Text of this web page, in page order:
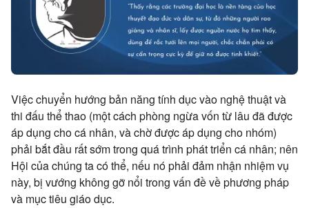
Việc chuyển hướng bản năng tính dục vào nghệ thuật và
thi đấu thể thao (một cách phòng ngừa vốn từ lâu đã được
áp dụng cho cá nhân, và chờ được áp dụng cho nhóm)
phải bắt đầu rất sớm trong quá trình phát triển cá nhân; nên
Hội của chúng ta có thể, nếu nó phải đảm nhận nhiệm vụ
này, bị vướng không gỡ nổi trong vấn đề về phương pháp
và mục tiêu giáo dục.